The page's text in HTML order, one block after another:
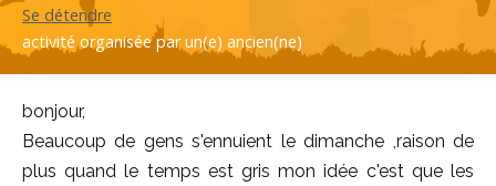
Se détendre
activité organisée par un(e) ancien(ne)
bonjour,
Beaucoup de gens s'ennuient le dimanche ,raison de
plus quand le temps est gris mon idée c'est que les